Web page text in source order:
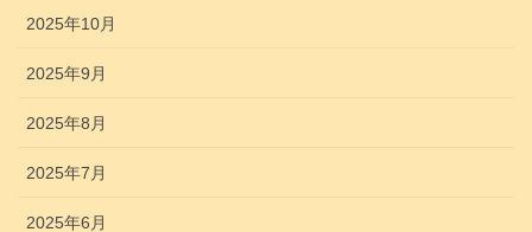
2025年10月
2025年9月
2025年8月
2025年7月
2025年6月